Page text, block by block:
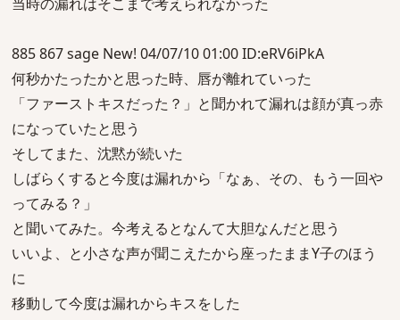
885 867 sage New! 04/07/10 01:00 ID:eRV6iPkA
何秒かたったかと思った時、唇が離れていった
「ファーストキスだった？」と聞かれて漏れは顔が真っ赤
になっていたと思う
そしてまた、沈黙が続いた
しばらくすると今度は漏れから「なぁ、その、もう一回や
ってみる？」
と聞いてみた。今考えるとなんて大胆なんだと思う
いいよ、と小さな声が聞こえたから座ったままY子のほう
に
移動して今度は漏れからキスをした